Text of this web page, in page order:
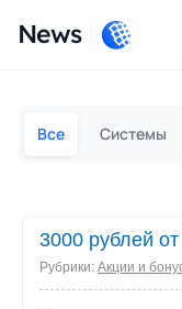
News
Все Системы
3000 рублей
Рубрики: Акции и